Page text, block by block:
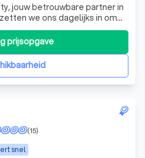
jouw betrouwbare partner in
we ons dagelijks in om
en
Met een missie die
is, streven we ernaar om
te lev
prijsopgave
snel
(15)